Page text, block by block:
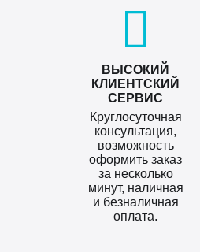
ВЫСОКИЙ
КЛИЕНТСКИЙ
СЕРВИС
Круглосуточная
консультация,
возможность
оформить заказ
за несколько
минут, наличная
и безналичная
оплата.